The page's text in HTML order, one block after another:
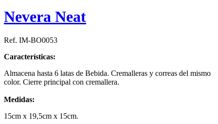
Nevera Neat
Ref. IM-BO0053
Características:
Almacena hasta 6 latas de Bebida. Cremalleras y correas del mismo
color. Cierre principal con cremallera.
Medidas:
15cm x 19,5cm x 15cm.